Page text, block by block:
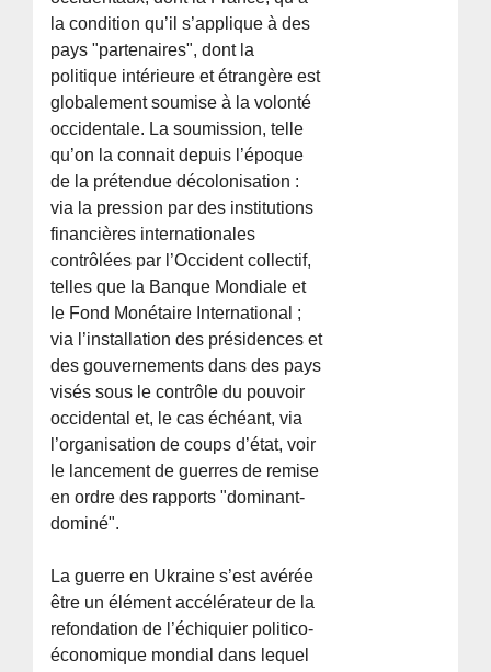
la condition qu’il s’applique à des
pays "partenaires", dont la
politique intérieure et étrangère est
globalement soumise à la volonté
occidentale. La soumission, telle
qu’on la connait depuis l’époque
de la prétendue décolonisation :
via la pression par des institutions
financières internationales
contrôlées par l’Occident collectif,
telles que la Banque Mondiale et
le Fond Monétaire International ;
via l’installation des présidences et
des gouvernements dans des pays
visés sous le contrôle du pouvoir
occidental et, le cas échéant, via
l’organisation de coups d’état, voir
le lancement de guerres de remise
en ordre des rapports "dominant-
dominé".
La guerre en Ukraine s’est avérée
être un élément accélérateur de la
refondation de l’échiquier politico-
économique mondial dans lequel